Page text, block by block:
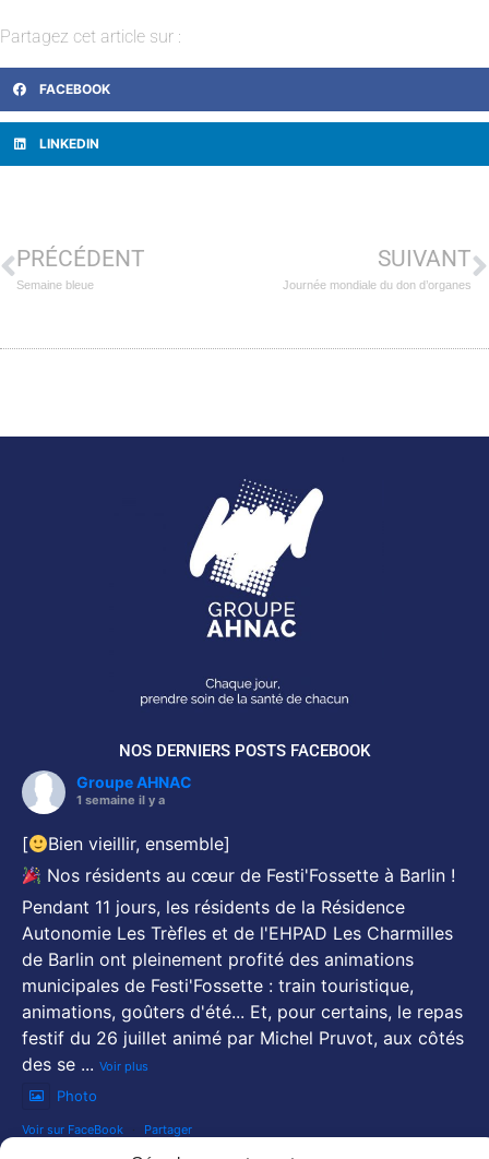
Partagez cet article sur :
FACEBOOK
LINKEDIN
PRÉCÉDENT
Semaine bleue
SUIVANT
Journée mondiale du don d’organes
NOS DERNIERS POSTS FACEBOOK
Groupe AHNAC
1 semaine il y a
[
Bien vieillir, ensemble]
Nos résidents au cœur de Festi'Fossette à Barlin !
Pendant 11 jours, les résidents de la Résidence
Autonomie Les Trèfles et de l'EHPAD Les Charmilles
de Barlin ont pleinement profité des animations
municipales de Festi'Fossette : train touristique,
animations, goûters d'été... Et, pour certains, le repas
festif du 26 juillet animé par Michel Pruvot, aux côtés
des se ... Voir plus
Photo
Voir sur FaceBook · Partager